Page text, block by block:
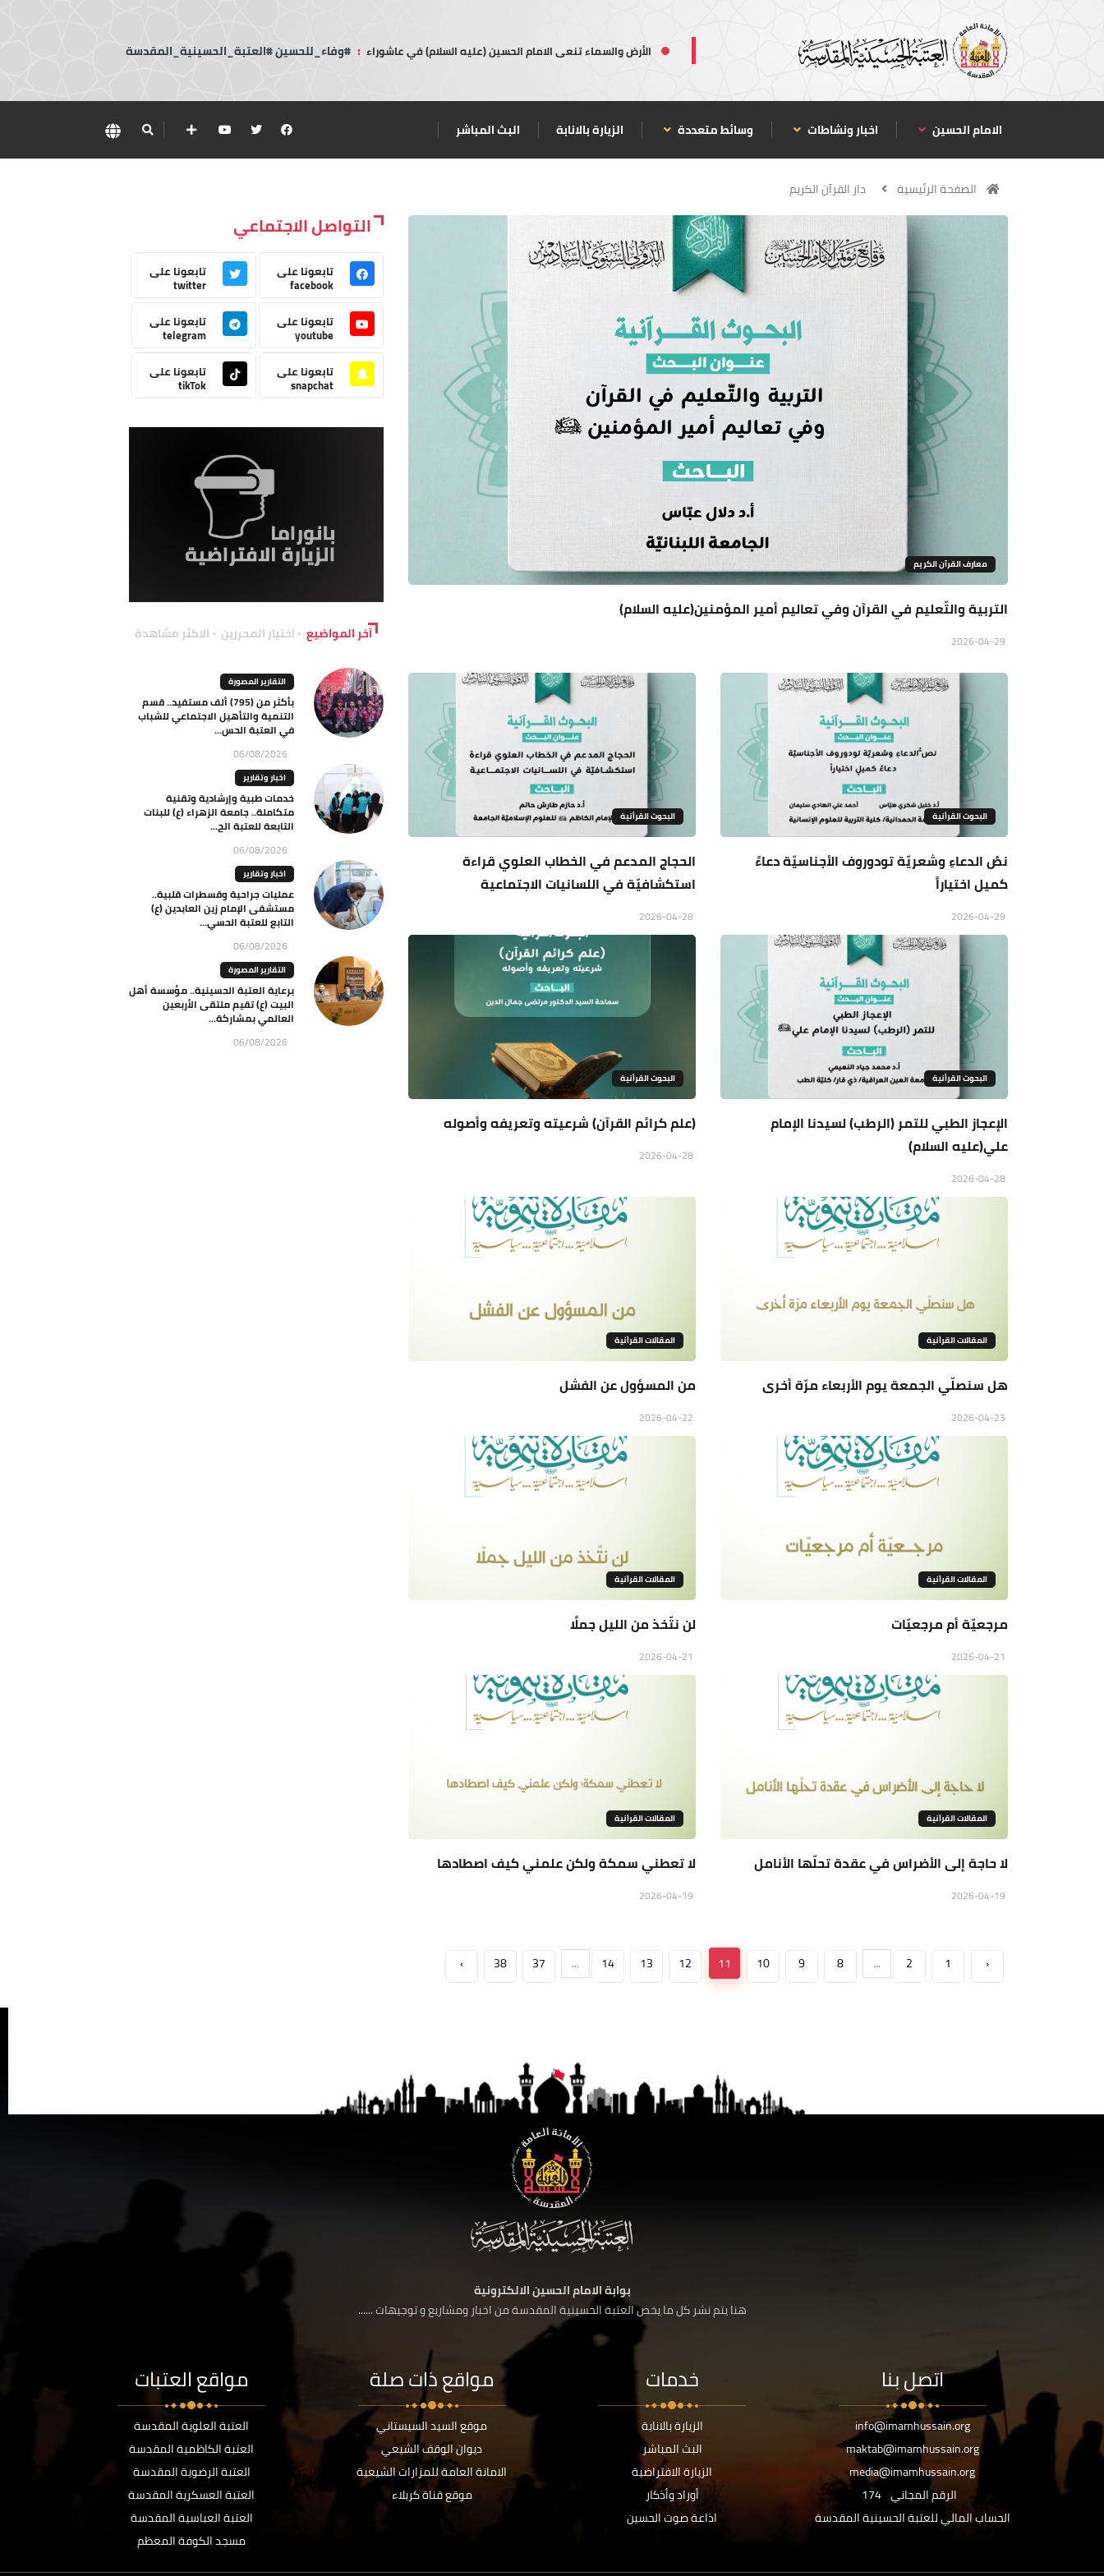
الأرض والسماء تنعى الامام الحسين (عليه السلام) في عاشوراء : #وفاء_للحسين #العتبة_الحسينية_المقدسة
الامام الحسين اخبار ونشاطات وسائط متعددة الزيارة بالانابة البث المباشر
الصفحة الرئيسية دار القرآن الكريم
معارف القرآن الكريم
التربية والتّعليم في القرآن وفي تعاليم أمير المؤمنين(عليه السلام)
البحوث القرأنية
نصُ الدعاءِ وشعريّة تودوروف الأجناسيّة دعاءً
كميل اختياراً
البحوث القرأنية
الحجاج المدعم في الخطاب العلوي قراءة
استكشافيّة في اللسانيات الاجتماعية
البحوث القرأنية
الإعجاز الطبي للتمر (الرطب) لسيدنا الإمام
علي(عليه السلام)
البحوث القرأنية
(علم كرائم القرآن) شرعيته وتعريفه وأصوله
المقالات القراَنية
هل سنصلّي الجمعة يوم الأربعاء مرّة أخرى
المقالات القراَنية
من المسؤول عن الفشل
المقالات القراَنية
مرجعيّة أم مرجعيّات
المقالات القراَنية
لن نتّخذ من الليل جملًا
المقالات القراَنية
لا حاجة إلى الأضراس في عقدة تحلّها الأنامل
المقالات القراَنية
لا تعطني سمكة ولكن علمني كيف اصطادها
‹
1
2
...
8
9
10
11
12
13
14
...
37
38
›
التواصل الاجتماعي
تابعونا على
facebook
تابعونا على
twitter
تابعونا على
youtube
تابعونا على
telegram
تابعونا على
snapchat
تابعونا على
tikTok
آخر المواضيع اختيار المحررين الاكثر مشاهدة
التقارير المصورة
بأكثر من (795) ألف مستفيد.. قسم
التنمية والتأهيل الاجتماعي للشباب
في العتبة الحس...
06/08/2026
اخبار وتقارير
خدمات طبية وإرشادية وتقنية
متكاملة.. جامعة الزهراء (ع) للبنات
التابعة للعتبة الح...
06/08/2026
اخبار وتقارير
عمليات جراحية وقسطرات قلبية..
مستشفى الإمام زين العابدين (ع)
التابع للعتبة الحسي...
06/08/2026
التقارير المصورة
برعاية العتبة الحسينية.. مؤسسة أهل
البيت (ع) تقيم ملتقى الأربعين
العالمي بمشاركة...
06/08/2026
بوابة الامام الحسين الالكترونية
هنا يتم نشر كل ما يخص العتبة الحسينية المقدسة من اخبار ومشاريع و توجيهات ......
اتصل بنا
info@imamhussain.org
maktab@imamhussain.org
media@imamhussain.org
الرقم المجاني 174
الحساب المالي للعتبة الحسينية المقدسة
خدمات
الزيارة بالانابة
البث المباشر
الزيارة الافتراضية
أوراد وأذكار
اذاعة صوت الحسين
مواقع ذات صلة
موقع السيد السيستاني
ديوان الوقف الشيعي
الامانة العامة للمزارات الشيعية
موقع قناة كربلاء
مواقع العتبات
العتبة العلوية المقدسة
العتبة الكاظمية المقدسة
العتبة الرضوية المقدسة
العتبة العسكرية المقدسة
العتبة العباسية المقدسة
مسجد الكوفة المعظم